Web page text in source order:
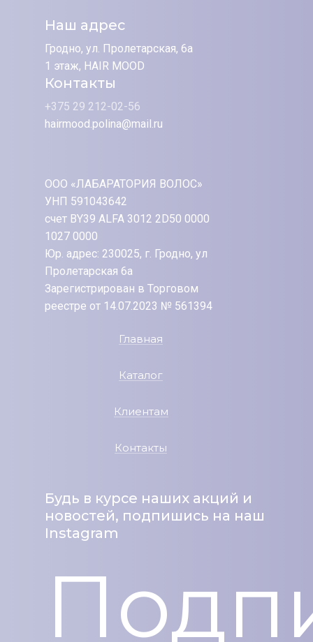
Наш адрес
Гродно, ул. Пролетарская, 6а
1 этаж, HAIR MOOD
Контакты
+375 29 212-02-56
hairmood.polina@mail.ru
ООО «ЛАБАРАТОРИЯ ВОЛОС»
УНП 591043642
счет BY39 ALFA 3012 2D50 0000
1027 0000
Юр. адрес: 230025, г. Гродно, ул
Пролетарская 6а
Зарегистрирован в Торговом
реестре от 14.07.2023 № 561394
Главная
Каталог
Клиентам
Контакты
Будь в курсе наших акций и
новостей, подпишись на наш
Instagram